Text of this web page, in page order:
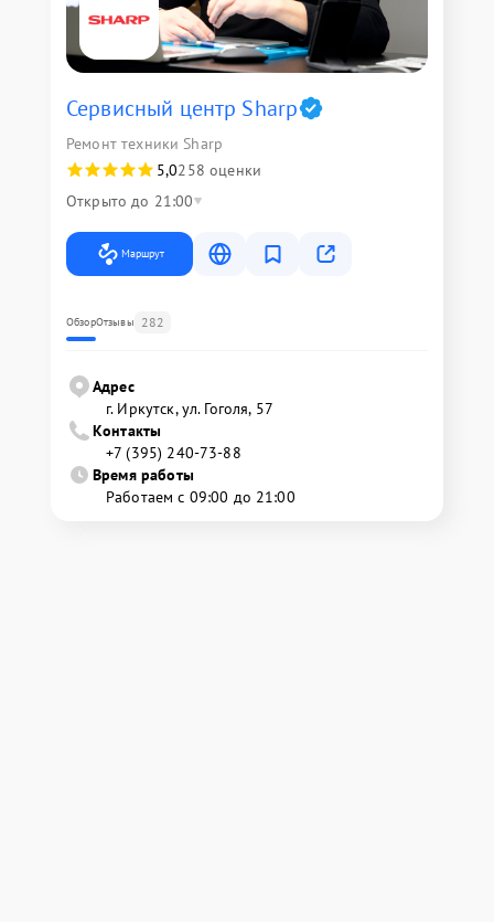
Сервисный центр Sharp
Ремонт техники Sharp
5,0258 оценки
Открыто до 21:00
Маршрут
ОбзорОтзывы 282
Адрес
г. Иркутск, ул. ​Гоголя, 57
Контакты
+7 (395) 240-73-88
Время работы
Работаем с 09:00 до 21:00